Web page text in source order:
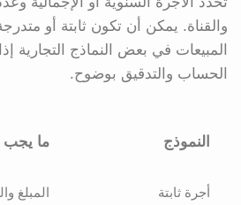
والقناة. يمكن أن تكون ثابتة أو
المبيعات في بعض النماذج التجارية
الحساب والتدقيق بوضوح.
النموذج ما يجب
أجرة ثابتة المبلغ